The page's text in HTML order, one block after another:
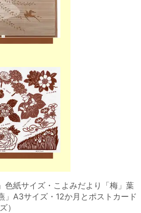
色紙サイズ・こよみだより「梅」葉
」A3サイズ・12か月とポストカード
）